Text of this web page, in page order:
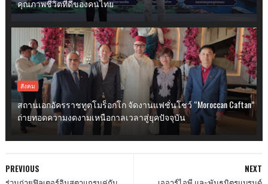
คุณภาพชีวิตที่ดีของคนไทย
สังคม
สถานเอกอัครราชทูตโมร็อกโก จัดงานแฟชั่นโชว์ “Moroccan Caftan”
ถ่ายทอดความงดงามเหนือกาลเวลาสู่ยุคปัจจุบัน
NEXT
PREVIOUS